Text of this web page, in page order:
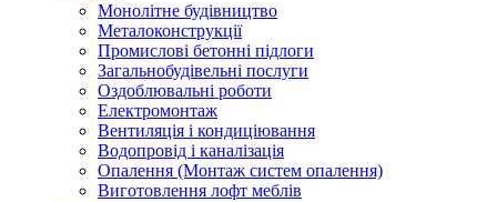
Монолітне будівництво
Металоконструкції
Промислові бетонні підлоги
Загальнобудівельні послуги
Оздоблювальні роботи
Електромонтаж
Вентиляція і кондиціювання
Водопровід і каналізація
Опалення (Монтаж систем опалення)
Виготовлення лофт меблів